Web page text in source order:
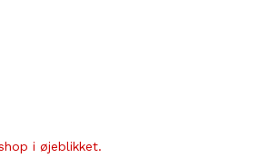
i øjeblikket.